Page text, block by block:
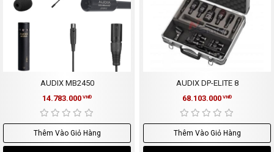
AUDIX MB2450
14.783.000 VNĐ
Thêm Vào Giỏ Hàng
AUDIX DP-ELITE 8
68.103.000 VNĐ
Thêm Vào Giỏ Hàng